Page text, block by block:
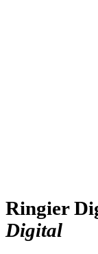
Ringier
Digital